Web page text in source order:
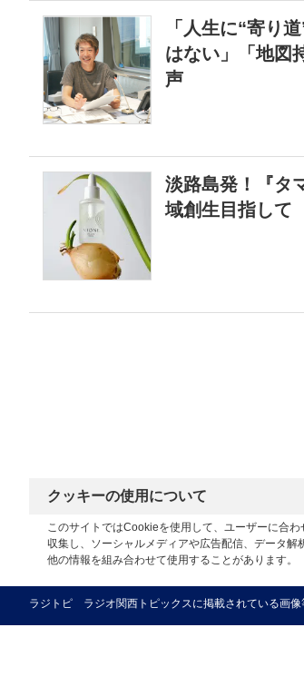
「人生に“寄り
はない」「地図
声
淡路島発！『タ
域創生目指して
クッキーの使用について
このサイトではCookieを使用して、ユーザーに合
収集し、ソーシャルメディアや広告配信、データ
他の情報を組み合わせて使用することがあります。
ラジトピ ラジオ関西トピックスに掲載されている画像